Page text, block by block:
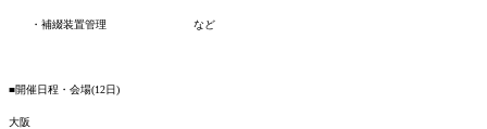
・補綴装置管理 など
■開催日程・会場(12日)
大阪